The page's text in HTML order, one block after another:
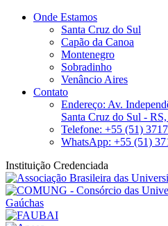
Onde Estamos
Santa Cruz do Sul
Capão da Canoa
Montenegro
Sobradinho
Venâncio Aires
Contato
Endereço: Av.
Santa Cruz do Sul -
Telefone: +55 (51)
WhatsApp: +55 (51)
Instituição Credenciada